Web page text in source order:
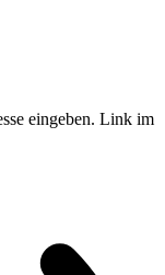
eingeben. Link im